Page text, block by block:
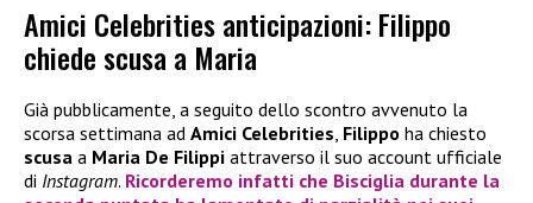
Amici Celebrities anticipazioni: Filippo
chiede scusa a Maria
Già pubblicamente, a seguito dello scontro avvenuto la
scorsa settimana ad Amici Celebrities Filippo ha chiesto
scusa a Maria De Filippi attraverso il suo account ufficiale
di Instagram. Ricorderemo infatti che Bisciglia durante la